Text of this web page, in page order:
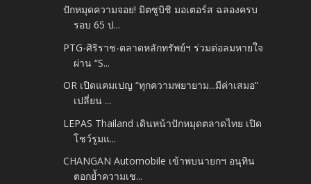
ปักหมุดความจอย! มิตซูบิชิ มอเตอร์ส ฉลองครบ
รอบ 65 ป...
PTG-ศิริราช-ตลาดหลักทรัพย์ฯ ร่วมต่อลมหายใจ
ผ่าน “S...
OR เปิดแคมเปญ “ทุกความพยายาม...มีค่าเสมอ”
เปลี่ยน ...
LEPAS Thailand เดินหน้าปักหมุดตลาดไทย เปิด
โชว์รูมแ...
CHANGAN Automobile เข้าพบนายกฯ อนุทิน
ตอกย้ำความเช...